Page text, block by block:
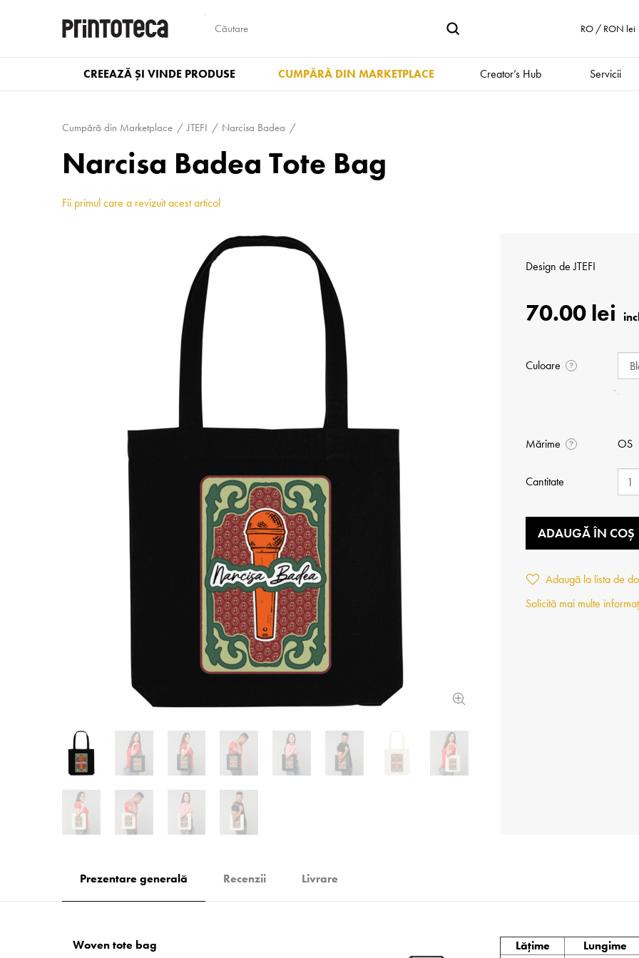
RO / RON lei
CREEAZĂ ȘI VINDE PRODUSE CUMPĂRĂ DIN MARKETPLACE Creator’s Hub Servicii
Cumpără din Marketplace JTEFI Narcisa Badea
Narcisa Badea Tote Bag
Fii primul care a revizuit acest articol
Design deJTEFI
70.00 lei
Culoare ?
Mărime ? OS
Cantitate
ADAUGĂ ÎN COȘ
Adaugă la lista de
Solicită mai multe
Prezentare generală Recenzii Livrare
Woven tote bag Lățime Lungime